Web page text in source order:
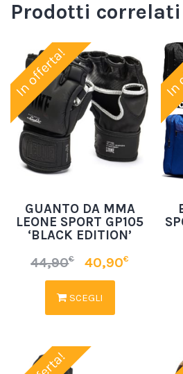
Prodotti correlati
In offerta!
GUANTO DA MMA
LEONE SPORT GP105
‘BLACK EDITION’
44,90€ 40,90€
SCEGLI